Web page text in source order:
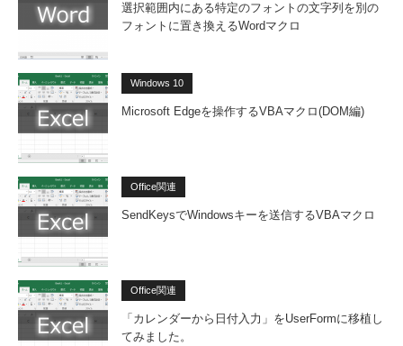
選択範囲内にある特定のフォントの文字列を別の
フォントに置き換えるWordマクロ
Windows 10
Microsoft Edgeを操作するVBAマクロ(DOM編)
Office関連
SendKeysでWindowsキーを送信するVBAマクロ
Office関連
「カレンダーから日付入力」をUserFormに移植し
てみました。